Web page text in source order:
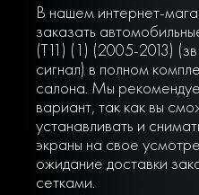
В нашем интернет-
заказать
(T11) (1) (2005-2013)
сигнал) в полном
салона. Мы
вариант, так как вы
устанавливать и
экраны на свое
ожидание доставки
сетками.